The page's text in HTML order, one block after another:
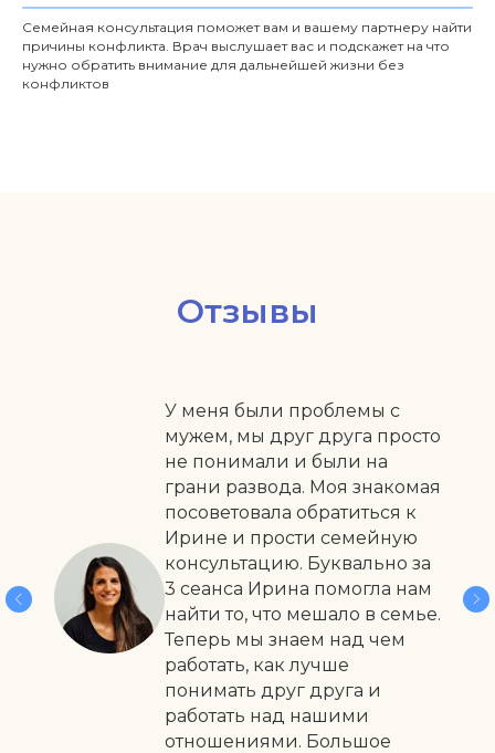
Семейная консультация поможет вам и вашему партнеру найти
причины конфликта. Врач выслушает вас и подскажет на что
нужно обратить внимание для дальнейшей жизни без
конфликтов
Отзывы
У меня были проблемы с
мужем, мы друг друга просто
не понимали и были на
грани развода. Моя знакомая
посоветовала обратиться к
Ирине и прости семейную
консультацию. Буквально за
3 сеанса Ирина помогла нам
найти то, что мешало в семье.
Теперь мы знаем над чем
работать, как лучше
понимать друг друга и
работать над нашими
отношениями. Большое